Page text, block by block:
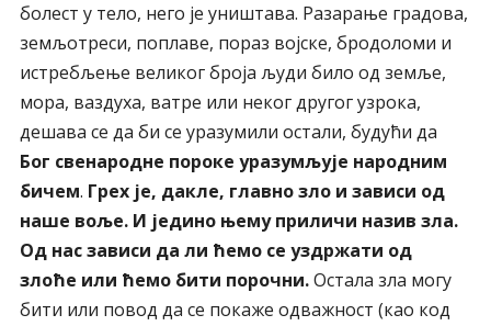
болест у тело, него је уништава. Разарање градова,
земљотреси, поплаве, пораз војске, бродоломи и
истребљење великог броја људи било од земље,
мора, ваздуха, ватре или неког другог узрока,
дешава се да би се уразумили остали, будући да
Бог свенародне пороке уразумљује народним
бичем. Грех је, дакле, главно зло и зависи од
наше воље. И једино њему приличи назив зла.
Од нас зависи да ли ћемо се уздржати од
злоће или ћемо бити порочни.Остала зла могу
бити или повод да се покаже одважност (као код